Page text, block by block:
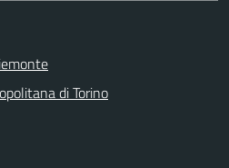
di Torino